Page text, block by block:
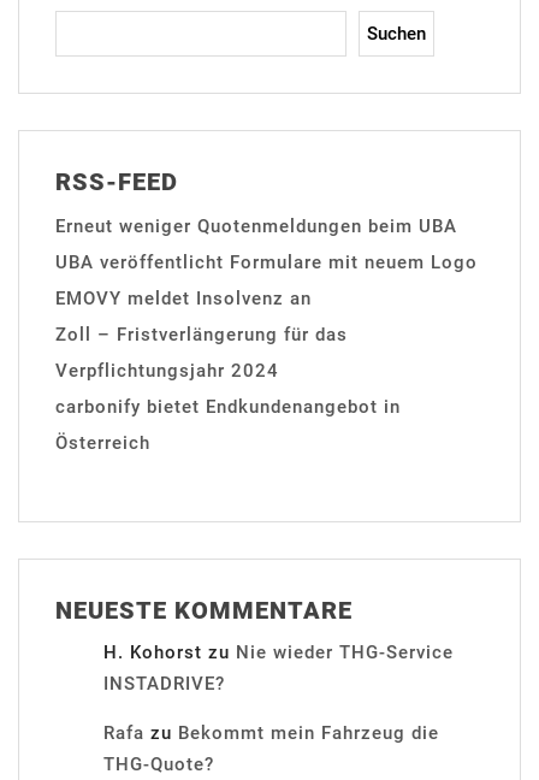
Suchen
RSS-FEED
Erneut weniger Quotenmeldungen beim UBA
UBA veröffentlicht Formulare mit neuem Logo
EMOVY meldet Insolvenz an
Zoll – Fristverlängerung für das
Verpflichtungsjahr 2024
carbonify bietet Endkundenangebot in
Österreich
NEUESTE KOMMENTARE
H. Kohorst zu Nie wieder THG-Service
INSTADRIVE?
Rafa zu Bekommt mein Fahrzeug die
THG-Quote?